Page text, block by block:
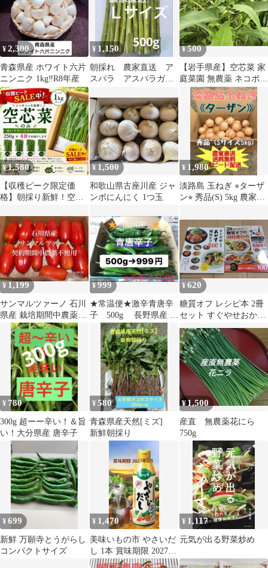
¥2,300
青森県産 ホワイト六片
ニンニク 1kg‼R8年産
¥ 1,150
朝採れ 農家直送 ア
スパラ アスパラガ
¥500
【岩手県産】空芯菜 家
庭菜園 無農薬 ネコポス
いっぱい
¥1,580
【収穫ピーク限定価
格】朝採り新鮮！空芯
¥1,500
和歌山県古座川産 ジャ
ンボにんにく 1つ玉
¥ 1,980
淡路島 玉ねぎ ⭐︎ターザ
ン⭐︎ 秀品(S) 5kg 農家直
¥ 1,199
サンマルツァーノ 石川
県産 栽培期間中農薬不
使用
¥999
★常温便★激辛青唐辛
子 500g 長野県産 信
州 産地直送
¥620
糖質オフ レシピ本 2冊
セット すぐやせおかず
200 肉野菜炒め、ダイ
エット、
¥ 780
300g 超ーー辛い！＆旨
い！大分県産 唐辛子
¥580
青森県産天然[ミズ]
新鮮朝採り
¥ 1,500
産直 無農薬花にら
750g
¥699
新鮮 万願寺とうがらし
コンパクトサイズ
¥ 1,470
美味いもの市 やさいだ
し 1本 賞味期限 2027年
6月
¥ 1,117
元気が出る野菜炒め